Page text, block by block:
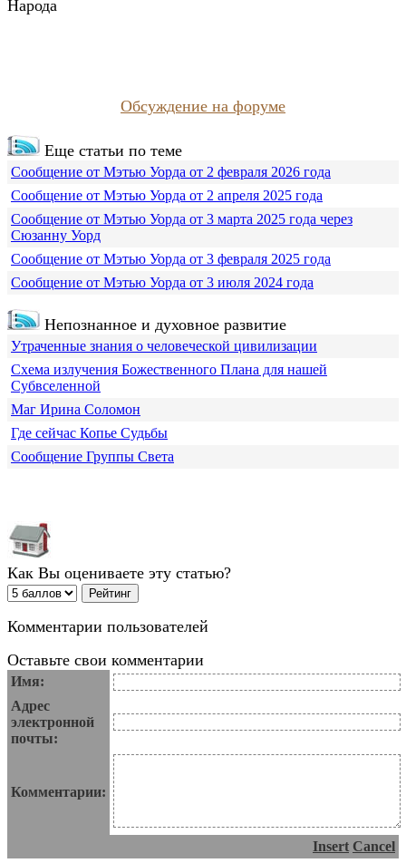
Народа
Обсуждение на форуме
Еще статьи по теме
Сообщение от Мэтью Уорда от 2 февраля 2026 года
Сообщение от Мэтью Уорда от 2 апреля 2025 года
Сообщение от Мэтью Уорда от 3 марта 2025 года через
Сюзанну Уорд
Сообщение от Мэтью Уорда от 3 февраля 2025 года
Сообщение от Мэтью Уорда от 3 июля 2024 года
Непознанное и духовное развитие
Утраченные знания о человеческой цивилизации
Схема излучения Божественного Плана для нашей
Субвселенной
Маг Ирина Соломон
Где сейчас Копье Судьбы
Сообщение Группы Света
Как Вы оцениваете эту статью?
Комментарии пользователей
Оставьте свои комментарии
Имя:
Адрес
электронной
почты:
Комментарии:
Insert Cancel